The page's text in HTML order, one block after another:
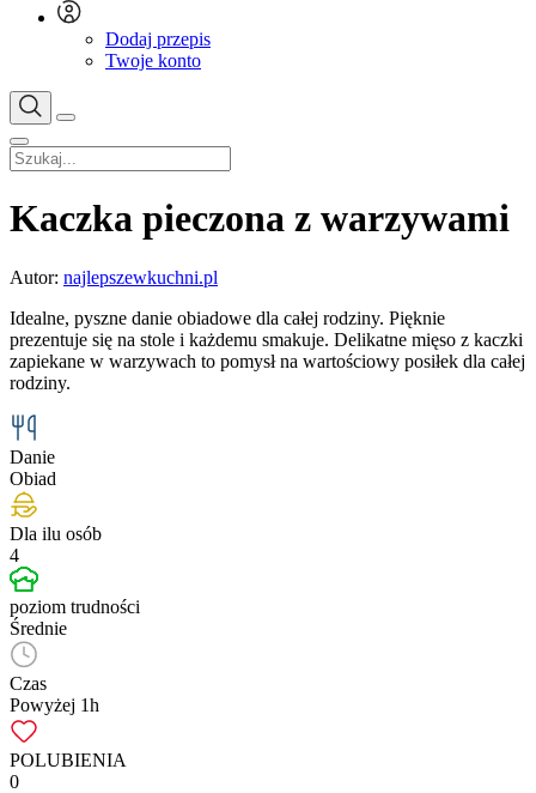
Dodaj przepis
Twoje konto
Kaczka pieczona z warzywami
Autor: najlepszewkuchni.pl
Idealne, pyszne danie obiadowe dla całej rodziny. Pięknie
prezentuje się na stole i każdemu smakuje. Delikatne mięso z kaczki
zapiekane w warzywach to pomysł na wartościowy posiłek dla całej
rodziny.
Danie
Obiad
Dla ilu osób
4
poziom trudności
Średnie
Czas
Powyżej 1h
POLUBIENIA
0